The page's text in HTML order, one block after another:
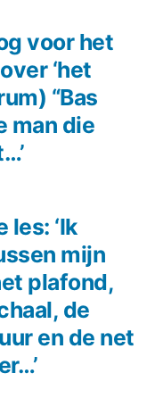
les: ‘Ik
mijn
plafond,
de
en de net
voor het
‘het
“Bas
man die